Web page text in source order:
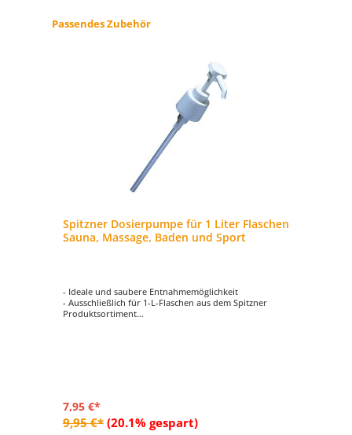
Produktgalerie überspringen
Passendes Zubehör
Spitzner Dosierpumpe für 1 Liter Flaschen
Sauna, Massage, Baden und Sport
- Ideale und saubere Entnahmemöglichkeit
- Ausschließlich für 1-L-Flaschen aus dem Spitzner
Produktsortiment
7,95 €*
9,95 €* (20.1% gespart)